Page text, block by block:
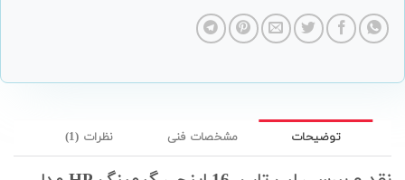
توضیحات مشخصات فنی نظرات (1)